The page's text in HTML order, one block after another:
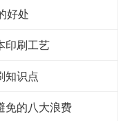
好处
印刷工艺
知识点
免的八大浪费